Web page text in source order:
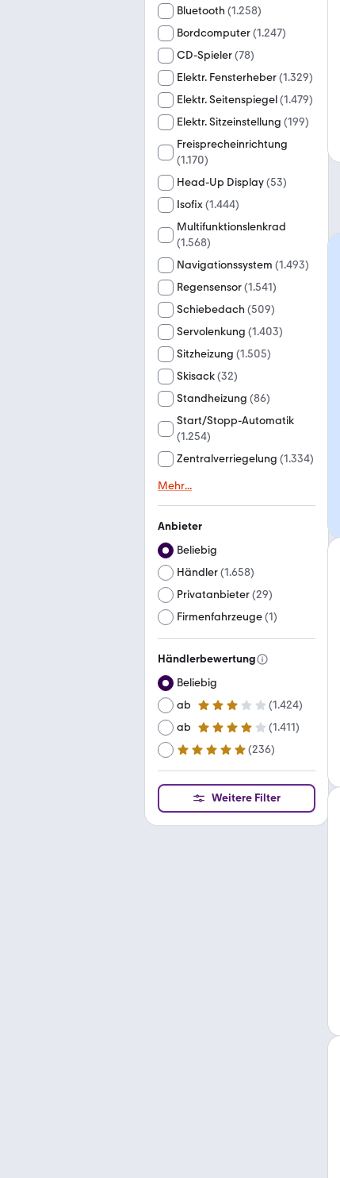
Bluetooth (1.258)
Bordcomputer(1.247)
CD-Spieler(78)
Elektr. Fensterheber(1.329)
Elektr. Seitenspiegel(1.479)
Elektr. Sitzeinstellung (199)
Freisprecheinrichtung
(1.170)
Head-Up Display(53)
Isofix(1.444)
Multifunktionslenkrad
(1.568)
Navigationssystem (1.493)
Regensensor(1.541)
Schiebedach (509)
Servolenkung (1.403)
Sitzheizung (1.505)
Skisack(32)
Standheizung (86)
Start/Stopp-Automatik
(1.254)
Zentralverriegelung (1.334)
Mehr...
Anbieter
Beliebig
Händler(1.658)
Privatanbieter(29)
Firmenfahrzeuge(1)
Händlerbewertung
Beliebig
ab
3 Sterne (1.424)
ab
4 Sterne (1.411)
ab
5 Sterne (236)
Weitere Filter